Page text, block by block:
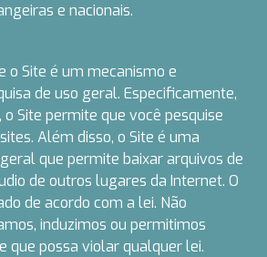
e nacionais.
o Site é um mecanismo e
de uso geral. Especificamente,
Site permite que você pesquise
Além disso, o Site é uma
que permite baixar arquivos de
de outros lugares da Internet. O
de acordo com a lei. Não
induzimos ou permitimos
que possa violar qualquer lei.